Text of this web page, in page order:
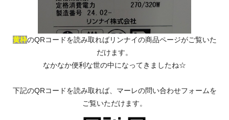
黄枠のQRコードを読み取ればリンナイの商品ページがご覧いた
だけます。
なかなか便利な世の中になってきましたね☆
下記のQRコードを読み取れば、マーレの問い合わせフォームを
ご覧いただけます。